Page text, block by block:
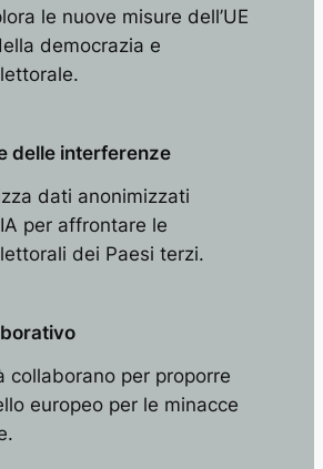
le nuove misure dell’UE
democrazia e
delle interferenze
dati anonimizzati
per affrontare le
dei Paesi terzi.
collaborano per proporre
europeo per le minacce